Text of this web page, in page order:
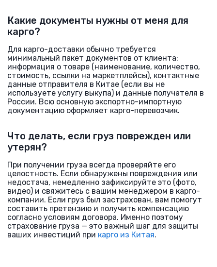
Какие документы нужны от меня для
карго?
Для карго-доставки обычно требуется
минимальный пакет документов от клиента:
информация о товаре (наименование, количество,
стоимость, ссылки на маркетплейсы), контактные
данные отправителя в Китае (если вы не
используете услугу выкупа) и данные получателя в
России. Всю основную экспортно-импортную
документацию оформляет карго-перевозчик.
Что делать, если груз поврежден или
утерян?
При получении груза всегда проверяйте его
целостность. Если обнаружены повреждения или
недостача, немедленно зафиксируйте это (фото,
видео) и свяжитесь с вашим менеджером в карго-
компании. Если груз был застрахован, вам помогут
составить претензию и получить компенсацию
согласно условиям договора. Именно поэтому
страхование груза — это важный шаг для защиты
ваших инвестиций при карго из Китая.